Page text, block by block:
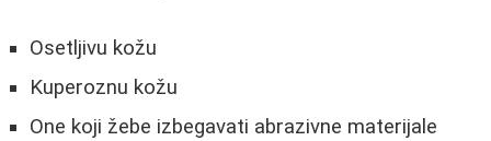
Osetljivu kožu
Kuperoznu kožu
One koji žebe izbegavati abrazivne materijale